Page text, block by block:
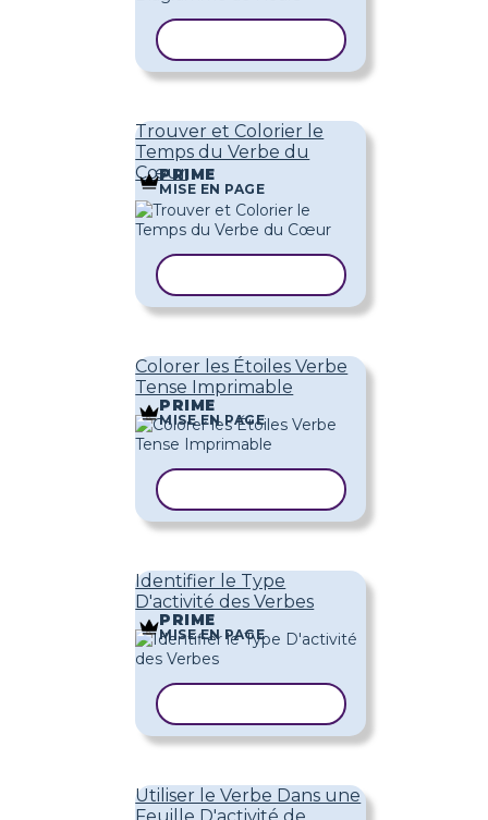
Trouver et Colorier le
Temps du Verbe du
CœurPRIME
MISE EN PAGE
Colorer les Étoiles Verbe
Tense Imprimable
PRIME
MISE EN PAGE
Identifier le Type
D'activité des Verbes
PRIME
MISE EN PAGE
Utiliser le Verbe Dans une